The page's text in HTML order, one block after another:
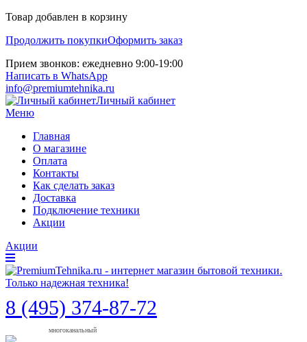
Товар добавлен в корзину
Продолжить покупкиОформить заказ
Прием звонков: ежедневно 9:00-19:00
Написать в WhatsApp
info@premiumtehnika.ru
Личный кабинет
Меню
Главная
О магазине
Оплата
Контакты
Как сделать заказ
Доставка
Подключение техники
Акции
Акции
8 (495) 374-87-72
многоканальный